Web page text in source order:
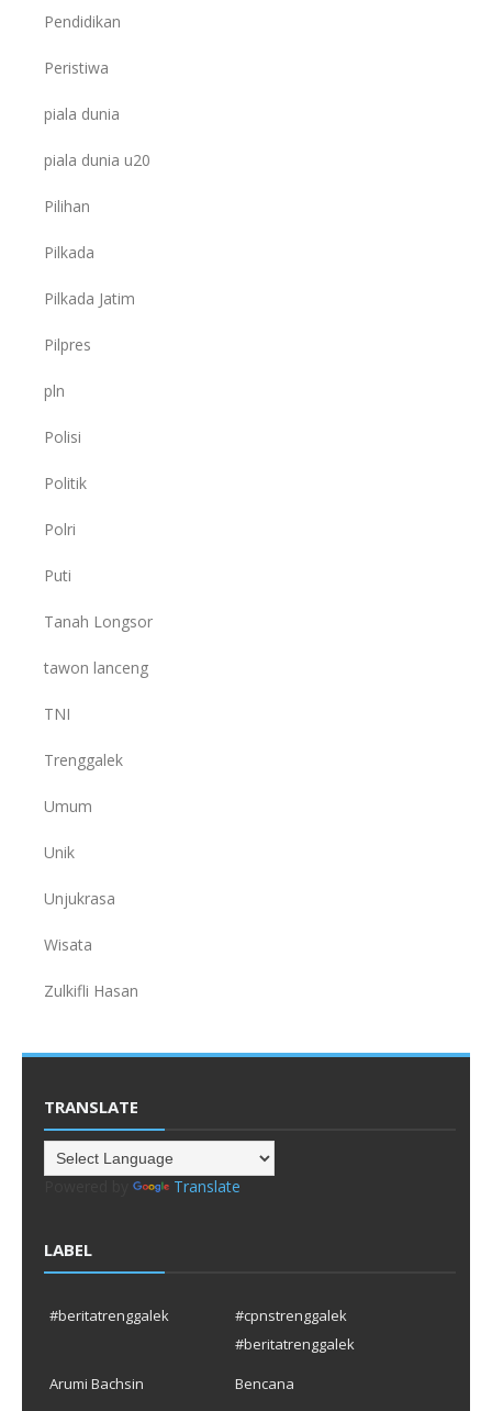
Pendidikan
Peristiwa
piala dunia
piala dunia u20
Pilihan
Pilkada
Pilkada Jatim
Pilpres
pln
Polisi
Politik
Polri
Puti
Tanah Longsor
tawon lanceng
TNI
Trenggalek
Umum
Unik
Unjukrasa
Wisata
Zulkifli Hasan
TRANSLATE
Translate
LABEL
#beritatrenggalek
#cpnstrenggalek
#beritatrenggalek
Arumi Bachsin
Bencana